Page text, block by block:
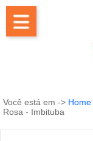
Você está em -> Home
Rosa - Imbituba